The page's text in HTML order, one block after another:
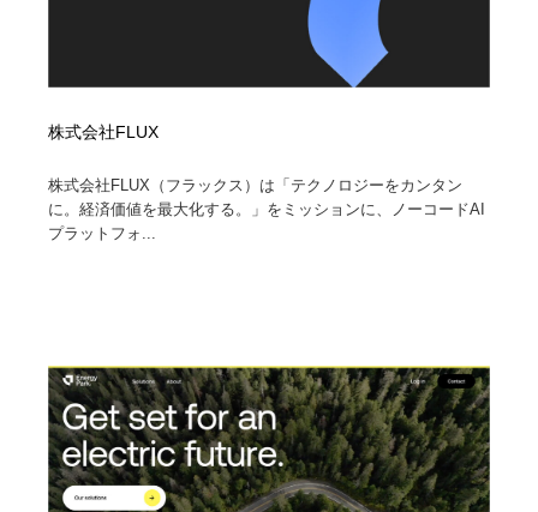
株式会社FLUX
株式会社FLUX（フラックス）は「テクノロジーをカンタン
に。経済価値を最大化する。」をミッションに、ノーコードAI
プラットフォ...